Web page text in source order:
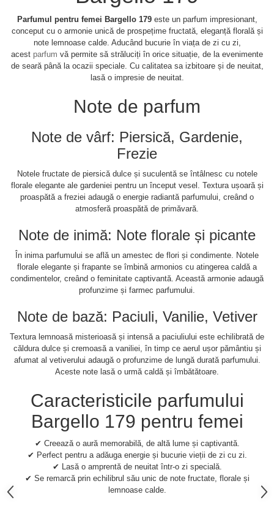
Parfumul pentru femei Bargello 179este un parfum impresionant,
conceput cu o armonie unică de prospețime fructată, eleganță florală și
note lemnoase calde. Aducând bucurie în viața de zi cu zi,
acest parfum vă permite să străluciți în orice situație, de la evenimente
de seară până la ocazii speciale. Cu calitatea sa izbitoare și de neuitat,
lasă o impresie de neuitat.
Note de parfum
Note de vârf: Piersică, Gardenie,
Frezie
Notele fructate de piersică dulce și suculentă se întâlnesc cu notele
florale elegante ale gardeniei pentru un început vesel. Textura ușoară și
proaspătă a freziei adaugă o energie radiantă parfumului, creând o
atmosferă proaspătă de primăvară.
Note de inimă: Note florale și picante
În inima parfumului se află un amestec de flori și condimente. Notele
florale elegante și frapante se îmbină armonios cu atingerea caldă a
condimentelor, creând o feminitate captivantă. Această armonie adaugă
profunzime și farmec parfumului.
Note de bază: Paciuli, Vanilie, Vetiver
Textura lemnoasă misterioasă și intensă a paciuliului este echilibrată de
căldura dulce și cremoasă a vaniliei, în timp ce aerul ușor pământiu și
afumat al vetiverului adaugă o profunzime de lungă durată parfumului.
Aceste note lasă o urmă caldă și îmbătătoare.
Caracteristicile parfumului
Bargello 179 pentru femei
✔ Creează o aură memorabilă, de altă lume și captivantă.
✔ Perfect pentru a adăuga energie și bucurie vieții de zi cu zi.
✔ Lasă o amprentă de neuitat într-o zi specială.
✔ Se remarcă prin echilibrul său unic de note fructate, florale și
lemnoase calde.